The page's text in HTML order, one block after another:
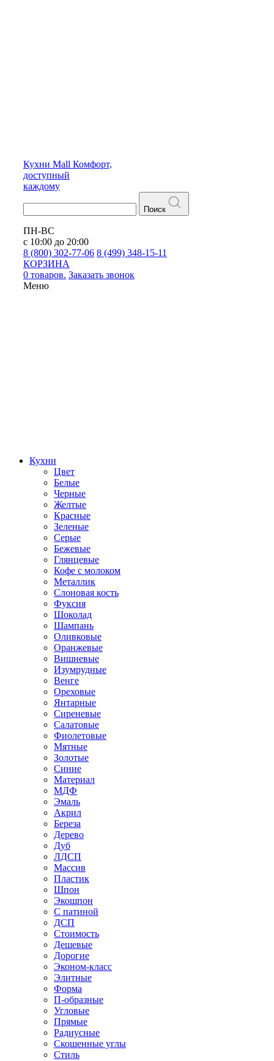
Кухни Mall Комфорт,
доступный
каждому
Поиск
ПН-ВС
с 10:00 до 20:00
8 (800) 302-77-06 8 (499) 348-15-11
КОРЗИНА
0 товаров. Заказать звонок
Меню
Кухни
Цвет
Белые
Черные
Желтые
Красные
Зеленые
Серые
Бежевые
Глянцевые
Кофе с молоком
Металлик
Слоновая кость
Фуксия
Шоколад
Шампань
Оливковые
Оранжевые
Вишневые
Изумрудные
Венге
Ореховые
Янтарные
Сиреневые
Салатовые
Фиолетовые
Мятные
Золотые
Синие
Материал
МДФ
Эмаль
Акрил
Береза
Дерево
Дуб
ЛДСП
Массив
Пластик
Шпон
Экошпон
С патиной
ДСП
Стоимость
Дешевые
Дорогие
Эконом-класс
Элитные
Форма
П-образные
Угловые
Прямые
Радиусные
Скошенные углы
Стиль